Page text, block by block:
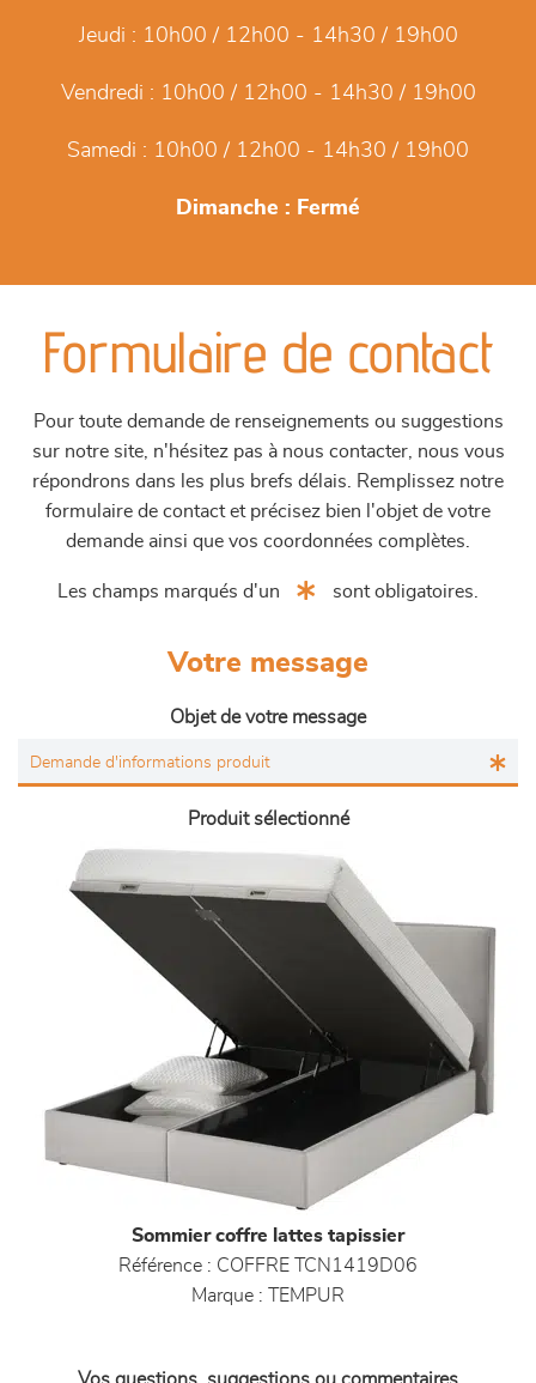
Jeudi : 10h00 / 12h00 - 14h30 / 19h00
Vendredi : 10h00 / 12h00 - 14h30 / 19h00
Samedi : 10h00 / 12h00 - 14h30 / 19h00
Dimanche : Fermé
Formulaire de contact
Pour toute demande de renseignements ou suggestions
sur notre site, n'hésitez pas à nous contacter, nous vous
répondrons dans les plus brefs délais. Remplissez notre
formulaire de contact et précisez bien l'objet de votre
demande ainsi que vos coordonnées complètes.
Les champs marqués d'un sont obligatoires.
Votre message
Objet de votre message
Produit sélectionné
Sommier coffre lattes tapissier
Référence : COFFRE TCN1419D06
Marque : TEMPUR